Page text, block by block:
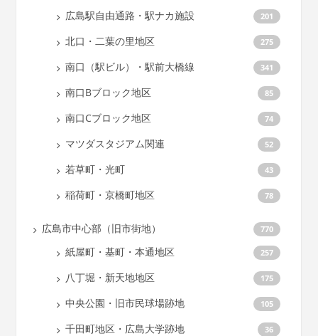
広島駅自由通路・駅ナカ施設 201
北口・二葉の里地区 275
南口（駅ビル）・駅前大橋線 341
南口Bブロック地区 85
南口Cブロック地区 74
マツダスタジアム関連 52
若草町・光町 43
稲荷町・京橋町地区 78
広島市中心部（旧市街地） 770
紙屋町・基町・本通地区 257
八丁堀・新天地地区 175
中央公園・旧市民球場跡地 105
千田町地区・広島大学跡地 36